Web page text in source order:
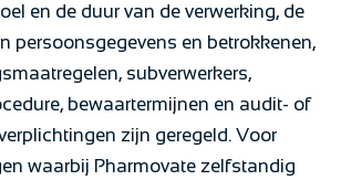
en de duur van de verwerking, de
persoonsgegevens en betrokkenen,
subverwerkers,
bewaartermijnen en audit- of
zijn geregeld. Voor
waarbij Pharmovate zelfstandig